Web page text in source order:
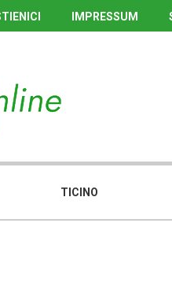
IMPRESSUM
TICINO